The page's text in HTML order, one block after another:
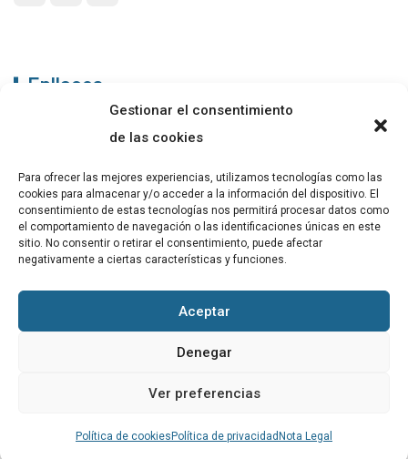
Gestionar el consentimiento
de las cookies
Para ofrecer las mejores experiencias, utilizamos tecnologías como las
cookies para almacenar y/o acceder a la información del dispositivo. El
consentimiento de estas tecnologías nos permitirá procesar datos como
el comportamiento de navegación o las identificaciones únicas en este
sitio. No consentir o retirar el consentimiento, puede afectar
negativamente a ciertas características y funciones.
Aceptar
Denegar
Ver preferencias
Política de cookies Política de privacidad Nota Legal
Enllaços
PUBLICACIONS
CONTACTE
Altres